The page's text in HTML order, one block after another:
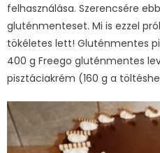
felhasználása. Szerencsére
gluténmenteset. Mi is ezzel
tökéletes lett! Gluténmentes
400 g Freego gluténmentes
pisztáciakrém (160 g a